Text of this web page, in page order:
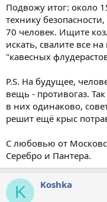
Подвожу итог: около
технику
70 человек. Ищите
искать, свалите все
"кавесных
P.S. На будущее,
вещь - противогаз.
в них одинаково,
решит ещё крыс
С любовью от
Серебро и Пантера.
K Koshka